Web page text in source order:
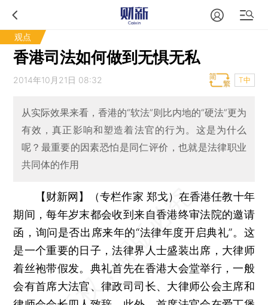
观点
香港司法如何做到无惧无私
2014年10月21日 08:32 T中
从实际效果来看，香港的“软法”则比内地的“硬法”更为
有效，真正影响和塑造着法官的行为。这是为什么
呢？最重要的因素恐怕是同仁评价，也就是法律职业
共同体的作用
【财新网】（专栏作家 郑戈）在香港任教十年
期间，每年岁末都会收到来自香港终审法院的邀请
函，询问是否出席来年的“法律年度开启典礼”。这
是一个重要的日子，法律界人士盛装出席，大律师
着丝袍带假发。典礼首先在香港大会堂举行，一般
会有首席大法官、律政司司长、大律师公会主席和